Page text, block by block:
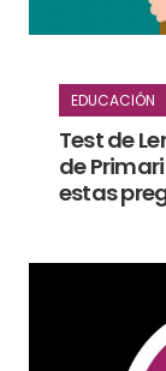
EDUCACIÓN
Test de
de
estas